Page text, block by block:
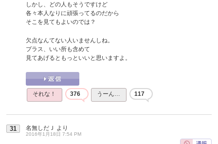
しかし、どの人もそうですけど
各々本人なりに頑張ってるのだから
そこを見てもよいのでは？
欠点なんてない人いませんしね。
プラス、いい所も含めて
見てあげるともっといいと思いますよ。
それな！ 376 うーん… 117
31 名無しだＪ より
2016年1月18日 7:54 PM